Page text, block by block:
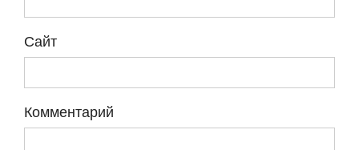
Сайт
Комментарий